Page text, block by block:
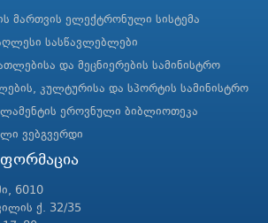
მართვის ელექტრონული სისტემა
სასწავლებლები
და მეცნიერების სამინისტრო
კულტურისა და სპორტის სამინისტრო
ეროვნული ბიბლიოთეკა
ვებგვერდი
6010
ქ. 32/35